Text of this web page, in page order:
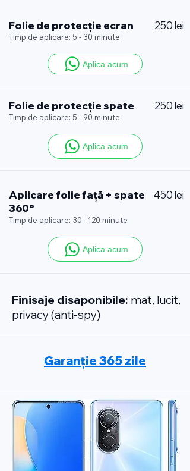
Folie de protecție ecran 250 lei
Timp de aplicare: 5 - 30 minute
Aplica acum
Folie de protecție spate 250 lei
Timp de aplicare: 5 - 90 minute
Aplica acum
Aplicare folie față + spate
360°
450 lei
Timp de aplicare: 30 - 120 minute
Aplica acum
Finisaje disaponibile: mat, lucit,
privacy (anti-spy)
Garanție 365 zile